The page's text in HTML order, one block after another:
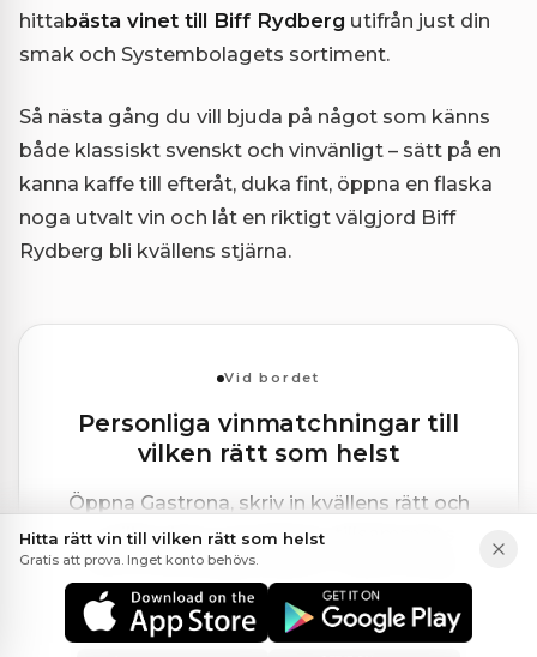
hittabästa vinet till Biff Rydberg utifrån just din
smak och Systembolagets sortiment.
Så nästa gång du vill bjuda på något som känns
både klassiskt svenskt och vinvänligt – sätt på en
kanna kaffe till efteråt, duka fint, öppna en flaska
noga utvalt vin och låt en riktigt välgjord Biff
Rydberg bli kvällens stjärna.
Vid bordet
Personliga vinmatchningar till
vilken rätt som helst
Öppna Gastrona, skriv in kvällens rätt och
se vilka viner som passar, tillsammans
med motiveringen bakom varje förslag.
Hitta rätt vin till vilken rätt som helst
Gratis att prova. Inget konto behövs.